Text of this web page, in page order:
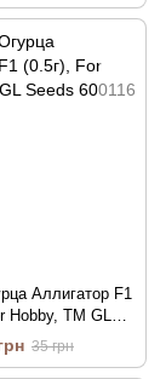
Аллигатор F1
Hobby, TM GL
Seeds
35 грн